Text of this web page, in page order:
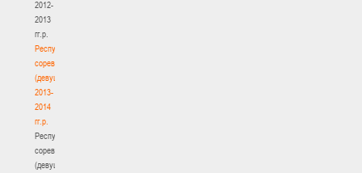
2012-
2013
гг.р.
Республиканские
соревнования
(девушки)
2013-
2014
гг.р.
Республиканские
соревнования
(девушки)